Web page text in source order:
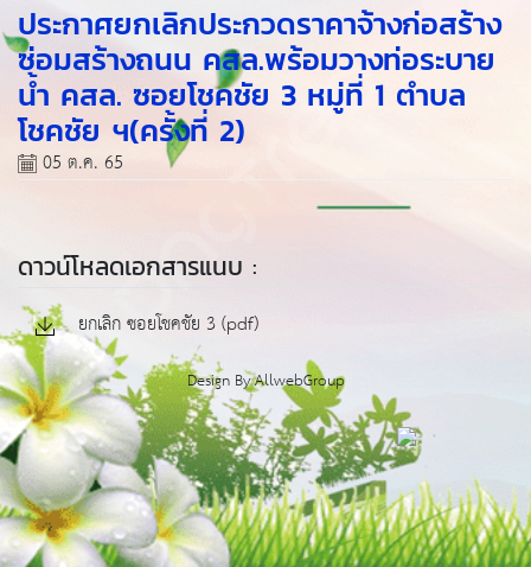
ประกาศยกเลิกประกวดราคาจ้างก่อสร้าง
ซ่อมสร้างถนน คสล.พร้อมวางท่อระบาย
น้ำ คสล. ซอยโชคชัย 3 หมู่ที่ 1 ตำบล
โชคชัย ฯ(ครั้งที่ 2)
05 ต.ค. 65
ดาวน์โหลดเอกสารแนบ :
ยกเลิก ซอยโชคชัย 3 (pdf)
Design ByAllwebGroup